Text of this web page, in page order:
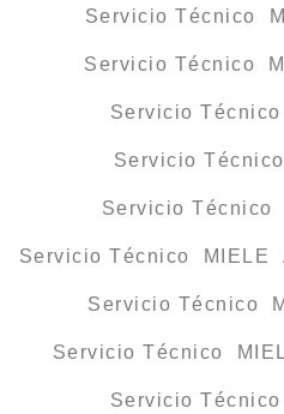
Servicio Técnico
Servicio Técnico
Servicio
Servicio
Servicio
Servicio Técnico MIELE
Servicio Técnico
Servicio Técnico
Servicio